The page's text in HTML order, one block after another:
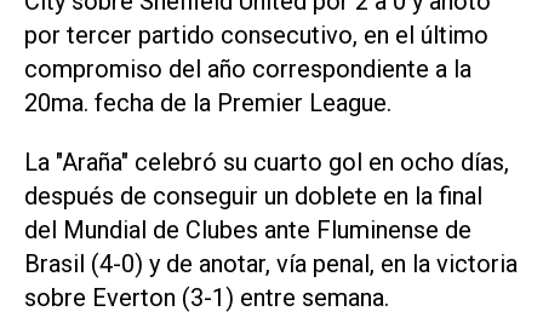
por tercer partido consecutivo, en el último
compromiso del año correspondiente a la
20ma. fecha de la Premier League.
La "Araña" celebró su cuarto gol en ocho días,
después de conseguir un doblete en la final
del Mundial de Clubes ante Fluminense de
Brasil (4-0) y de anotar, vía penal, en la victoria
sobre Everton (3-1) entre semana.